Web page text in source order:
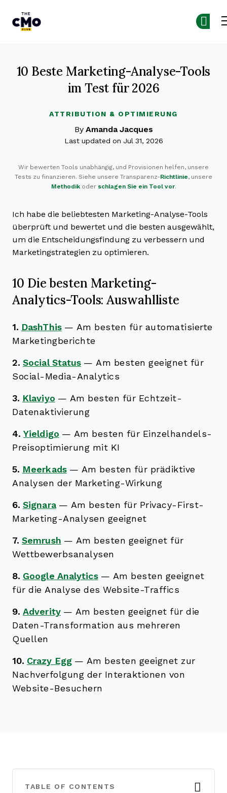
ATTRIBUTION & OPTIMIERUNG
10 Beste Marketing-Analyse-Tools
im Test für 2026
By Amanda Jacques
Last updated on Jul 31, 2026
Wir bewerten Tools unabhängig, und Provisionen helfen, unsere
Tests zu finanzieren. Siehe unsere Transparenz-Richtlinie, unsere
Methodikoder schlagen Sie ein Tool vor.
Ich habe die beliebtesten Marketing-Analyse-Tools
überprüft und bewertet und die besten ausgewählt,
um die Entscheidungsfindung zu verbessern und
Marketingstrategien zu optimieren.
10 Die besten Marketing-
Analytics-Tools: Auswahlliste
1. DashThis — Am besten für automatisierte
Marketingberichte
2. Social Status —Am besten geeignet für
Social-Media-Analytics
3. Klaviyo — Am besten für Echtzeit-
Datenaktivierung
4. Yieldigo — Am besten für Einzelhandels-
Preisoptimierung mit KI
5. Meerkads — Am besten für prädiktive
Analysen der Marketing-Wirkung
6. Signara — Am besten für Privacy-First-
Marketing-Analysen geeignet
7. Semrush — Am besten geeignet für
Wettbewerbsanalysen
8. Google Analytics — Am besten geeignet
für die Analyse des Website-Traffics
9. Adverity — Am besten geeignet für die
Daten-Transformation aus mehreren
Quellen
10. Crazy Egg — Am besten geeignet zur
Nachverfolgung der Interaktionen von
Website-Besuchern
TABLE OF CONTENTS